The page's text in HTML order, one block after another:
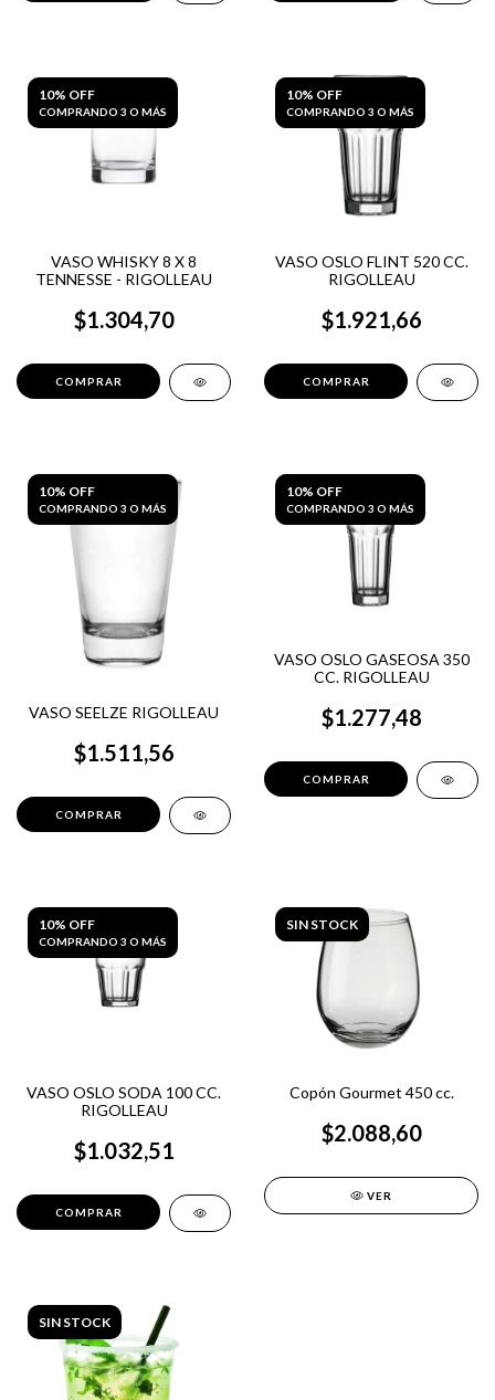
10% OFF
COMPRANDO 3 O MÁS
VASO WHISKY 8 X 8
TENNESSE - RIGOLLEAU
$1.304,70
10% OFF
COMPRANDO 3 O MÁS
VASO OSLO FLINT 520 CC.
RIGOLLEAU
$1.921,66
10% OFF
COMPRANDO 3 O MÁS
VASO SEELZE RIGOLLEAU
$1.511,56
10% OFF
COMPRANDO 3 O MÁS
VASO OSLO GASEOSA 350
CC. RIGOLLEAU
$1.277,48
10% OFF
COMPRANDO 3 O MÁS
VASO OSLO SODA 100 CC.
RIGOLLEAU
$1.032,51
SIN STOCK
Copón Gourmet 450 cc.
$2.088,60
VER
SIN STOCK